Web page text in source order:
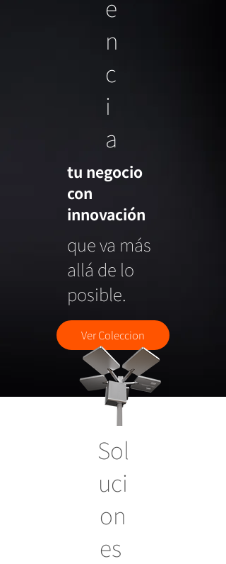
e
n
c
i
a
​tu negocio
con
innovación
que va más
allá de lo
posible.
Ver Coleccion
Sol
uci
on
es